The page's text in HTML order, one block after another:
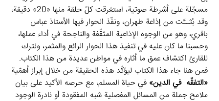
مسجّلة على أشرطة صوتية، استغرقت كلّ حلقة منها «20» دقيقة،
وقد بُثــَّت من إذاعة طهران، ونفّذ الحوار فيها الأستاذ عباس
باقري، وهو من الوجوه الإذاعية المثقّفة والناجحة في أداء عملها،
وحسبنا ما كان عليه في تنفيذ هذا الحوار الرائع والمثمر، ونترك
للقارئ اكتشاف عمق ما أثاره في مواطن عديدة من هذا الكتاب.
فمن هنا جاء هذا الكتاب ليؤكّد هذه الحقيقة من خلال إبراز أهمّية
«التفقّه في الدين» في حياة المسلم، مع حرصه الأكيد على بيان
ملامح جملة من المسائل المفصلية شبه المفقودة أو نادرة الوجود